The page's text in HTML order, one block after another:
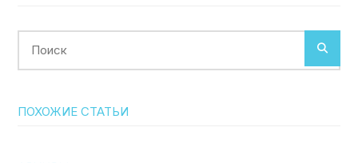
ПОХОЖИЕ СТАТЬИ